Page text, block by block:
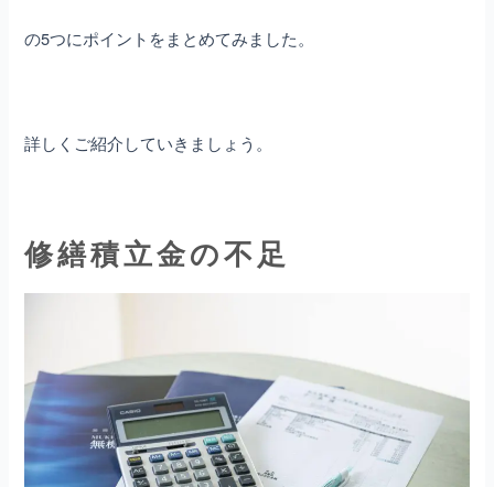
の5つにポイントをまとめてみました。
詳しくご紹介していきましょう。
修繕積立金の不足